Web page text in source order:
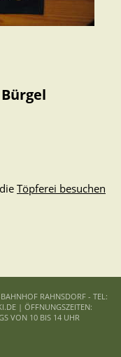
Töpferei besuchen
RAHNSDORF - TEL:
| ÖFFNUNGSZEITEN:
VON 10 BIS 14 UHR